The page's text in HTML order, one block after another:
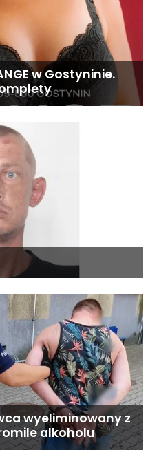
w Gostyninie.
wyeliminowany z
alkoholu